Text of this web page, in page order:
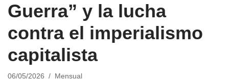
Guerra” y la lucha
contra el imperialismo
capitalista
06/05/2026 Mensual